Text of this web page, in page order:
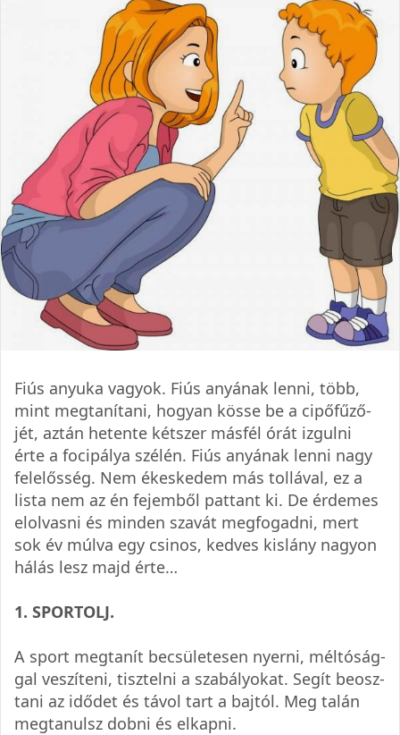
Fiús anyuka vagyok. Fiús anyának lenni, több,
mint meg­ta­ní­tani, hogyan kösse be a cipőfűző­
jét, aztán hetente két­szer más­fél órát izgulni
érte a foci­pá­lya szé­lén. Fiús anyá­nak lenni nagy
felelős­ség. Nem ékes­ke­dem más tol­lá­val, ez a
lista nem az én fejemből pat­tant ki. De érde­mes
elol­vasni és min­den sza­vát meg­fo­gadni, mert
sok év múlva egy csi­nos, ked­ves kis­lány nagyon
hálás lesz majd érte…
1. SPOR­TOLJ.
A sport meg­ta­nít becsü­le­te­sen nyerni, mél­tó­ság­
gal veszí­teni, tisz­telni a sza­bá­lyo­kat. Segít beosz­
tani az idő­det és távol tart a baj­tól. Meg talán
meg­ta­nulsz dobni és elkapni.